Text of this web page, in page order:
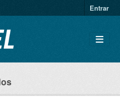
Entrar